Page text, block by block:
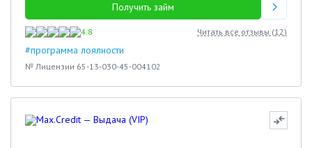
Получить займ
4.8 Читать все отзывы (12)
#программа лоялности
№ Лицензии 65-13-030-45-004102